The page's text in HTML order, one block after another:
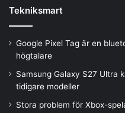
Tekniksmart
Google Pixel Tag är en
högtalare
Samsung Galaxy S27 Ultra
tidigare modeller
Stora problem för Xbox-